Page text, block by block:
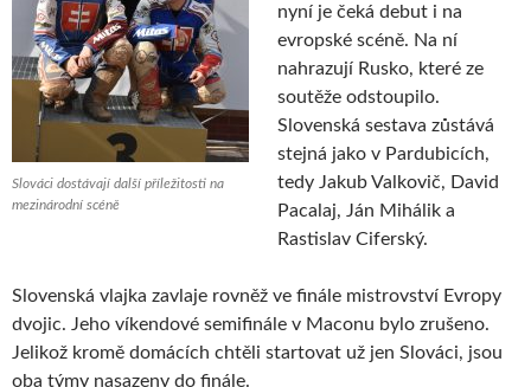
Slováci dostávají další příležitosti na
mezinárodní scéně
nyní je čeká debut i na
evropské scéně. Na ní
nahrazují Rusko, které ze
soutěže odstoupilo.
Slovenská sestava zůstává
stejná jako v Pardubicích,
tedy Jakub Valkovič, David
Pacalaj, Ján Mihálik a
Rastislav Ciferský.
Slovenská vlajka zavlaje rovněž ve finále mistrovství Evropy
dvojic. Jeho víkendové semifinále v Maconu bylo zrušeno.
Jelikož kromě domácích chtěli startovat už jen Slováci, jsou
oba týmy nasazeny do finále.